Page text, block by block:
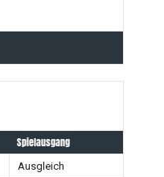
Spielausgang
Ausgleich